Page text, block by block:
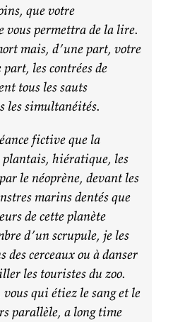
que votre
vous permettra de la lire.
mais, d’une part, votre
les contrées de
tous les sauts
les simultanéités.
fictive que la
hiératique, les
le néoprène, devant les
marins dentés que
de cette planète
d’un scrupule, je les
des cerceaux ou à danser
les touristes du zoo.
qui étiez le sang et le
parallèle, a long time